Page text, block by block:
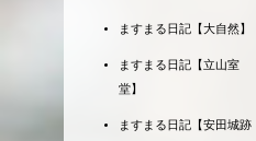
ますまる日記【大自然】
ますまる日記【立山室
堂】
ますまる日記【安田城跡